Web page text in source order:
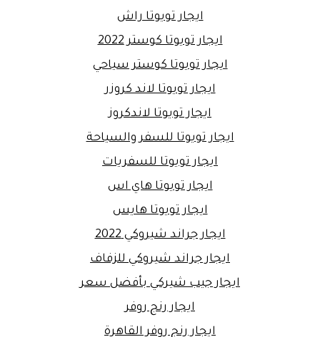
ايجار تويوتا راش
ايجار تويوتا كوستر 2022
ايجار تويوتا كوستر سياحي
ايجار تويوتا لاند كروزر
ايجار تويوتا لاندكروز
ايجار تويوتا للسفر والسياحة
ايجار تويوتا للسفريات
ايجار تويوتا هاي اس
ايجار تويوتا هايس
ايجار جراند شيروكي 2022
ايجار جراند شيروكي للزفاف
ايجار جيب شيركي بأفضل سعر
ايجار رنج روفر
ايجار رنج روفر القاهرة